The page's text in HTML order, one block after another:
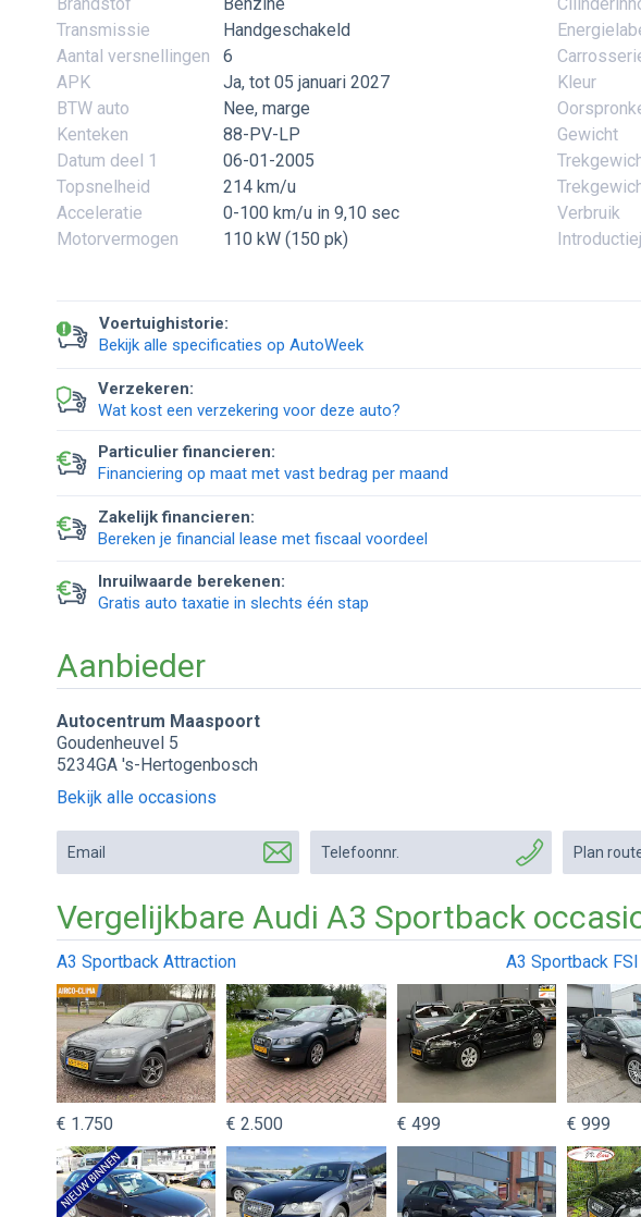
Transmissie
Handgeschakeld
Aantal versnellingen
6
APK
Ja, tot 05 januari 2027
BTW auto
Nee, marge
Kenteken
88-PV-LP
Datum deel 1
06-01-2005
Topsnelheid
214 km/u
Acceleratie
0-100 km/u in 9,10 sec
Motorvermogen
110 kW (150 pk)
Kleur
Gewicht
Verbruik
Voertuighistorie:
Bekijk alle specificaties op AutoWeek
Verzekeren:
Wat kost een verzekering voor deze auto?
Particulier financieren:
Financiering op maat met vast bedrag per maand
Zakelijk financieren:
Bereken je financial lease met fiscaal voordeel
Inruilwaarde berekenen:
Gratis auto taxatie in slechts één stap
Aanbieder
Autocentrum Maaspoort
Goudenheuvel 5
5234GA 's-Hertogenbosch
Bekijk alle occasions
Email Telefoonnr. Plan
Vergelijkbare Audi A3 Sportback
A3 Sportback Attraction A3 Sportback FSI
€ 1.750 € 2.500 € 499 € 999